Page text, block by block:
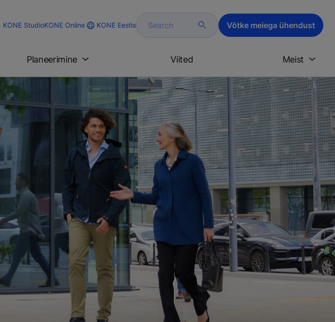
KONE StudioKONE Online KONE Eestis Search Võtke meiega ühendust
Planeerimine Viited Meist